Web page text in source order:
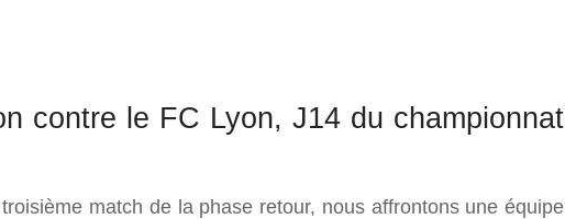
contre le FC Lyon, J14 du championnat
match de la phase retour, nous affrontons une équipe